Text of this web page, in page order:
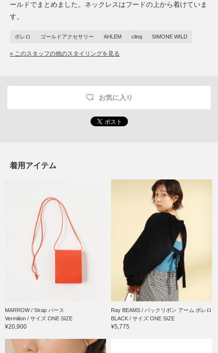
ールドでまとめました。ネックレスはフードの上から着けていま
す。
ボレロ ゴールドアクセサリー AHLEM clinq SIMONE WILD
» このスタッフの他のスタイリングを見る
お気に入り
着用アイテム
MARROW / Strap パース
Vermilion / サイズ ONE SIZE
¥20,900
Ray BEAMS / バックリボン アーム ボレロ
BLACK / サイズ ONE SIZE
¥5,775